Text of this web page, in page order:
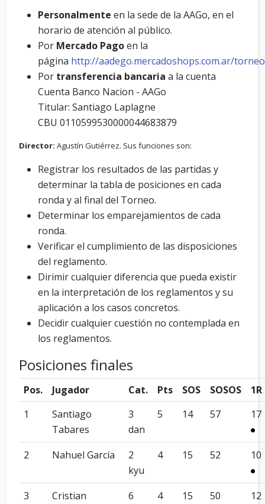
Personalmente en la sede de la AAGo, en el
horario de atención al público.
Por Mercado Pagoen la
página http://aadego.mercadoshops.com.ar/
Por transferencia bancaria a la cuenta
Cuenta Banco Nacion - AAGo
Titular: Santiago Laplagne
CBU 0110599530000044683879
Director: Agustín Gutiérrez. Sus funciones son:
Registrar los resultados de las partidas y
determinar la tabla de posiciones en cada
ronda y al final del Torneo.
Determinar los emparejamientos de cada
ronda.
Verificar el cumplimiento de las disposiciones
del reglamento.
Dirimir cualquier diferencia que pueda existir
en la interpretación de los reglamentos y su
aplicación a los casos concretos.
Decidir cualquier cuestión no contemplada en
los reglamentos.
Posiciones finales
Pos. Jugador Cat. Pts SOS SOSOS
1R
1
Santiago
Tabares
3
dan
5 14 57 17
2 Nahuel García
2
kyu
4 15 52 10
3 Cristian 6 4 15 50 12